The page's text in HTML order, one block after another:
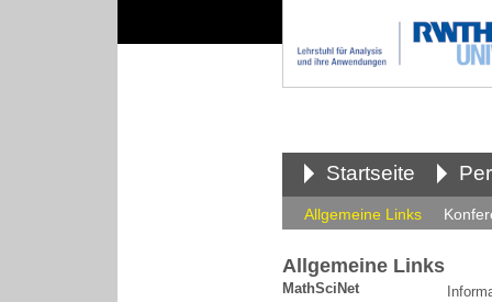
Startseite
Allgemeine Links
Allgemeine Links
MathSciNet